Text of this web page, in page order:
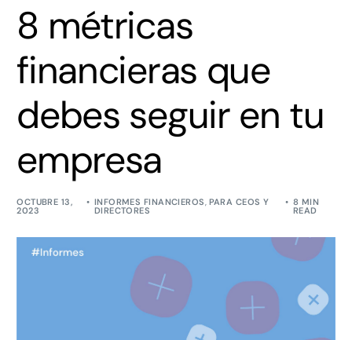
8 métricas
financieras que
debes seguir en tu
empresa
OCTUBRE 13,
2023
INFORMES FINANCIEROS, PARA CEOS Y
DIRECTORES
8 MIN
READ